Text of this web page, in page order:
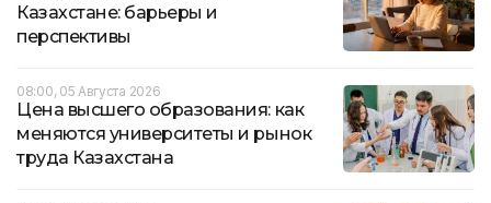
Казахстане: барьеры и
перспективы
08:00, 05 Августа 2026
Цена высшего образования: как
меняются университеты и рынок
труда Казахстана